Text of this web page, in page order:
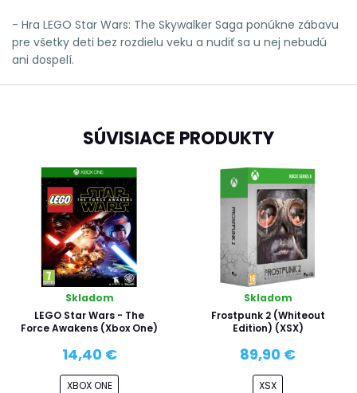
- Hra LEGO Star Wars: The Skywalker Saga ponúkne zábavu
pre všetky deti bez rozdielu veku a nudiť sa u nej nebudú
ani dospelí.
SÚVISIACE PRODUKTY
Skladom
LEGO Star Wars - The
Force Awakens (Xbox One)
14,40 €
XBOX ONE
Skladom
Frostpunk 2 (Whiteout
Edition) (XSX)
89,90 €
XSX